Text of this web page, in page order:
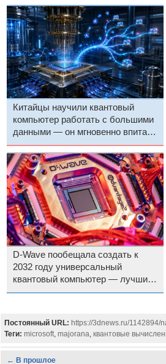
Китайцы научили квантовый
компьютер работать с большими
данными — он мгновенно впитает
всё
D-Wave пообещала создать к
2032 году универсальный
квантовый компьютер — лучший,
чем у других
Постоянный URL: https://3dnews.ru/1142894/
Теги: microsoft, majorana, квантовые
← В прошлое